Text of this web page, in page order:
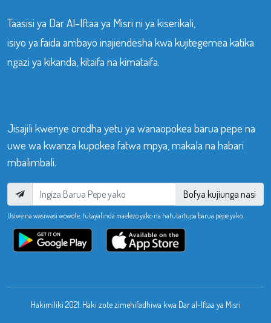
Taasisi ya Dar Al-Iftaa ya Misri ni ya kiserikali,
isiyo ya faida ambayo inajiendesha kwa kujitegemea katika
ngazi ya kikanda, kitaifa na kimataifa.
Jisajili kwenye orodha yetu ya wanaopokea barua pepe na
uwe wa kwanza kupokea fatwa mpya, makala na habari
mbalimbali.
Bofya kujiunga nasi
Usiwe na wasiwasi wowote, tutayalinda maelezo yako na hatutaitupa barua pepe yako.
Hakimiliki 2021. Haki zote zimehifadhiwa kwa Dar al-Iftaa ya Misri